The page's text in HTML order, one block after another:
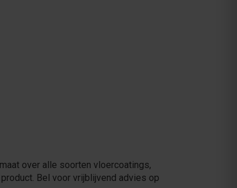
over alle soorten vloercoatings,
Bel voor vrijblijvend advies op